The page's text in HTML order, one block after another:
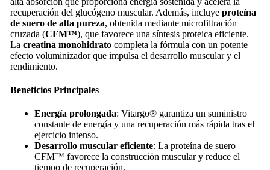
recuperación del glucógeno muscular. Además, incluye proteína
de suero de alta pureza, obtenida mediante microfiltración
cruzada (CFM™), que favorece una síntesis proteica eficiente.
La creatina monohidratocompleta la fórmula con un potente
efecto voluminizador que impulsa el desarrollo muscular y el
rendimiento.
Beneficios Principales
Energía prolongada: Vitargo® garantiza un suministro
constante de energía y una recuperación más rápida tras el
ejercicio intenso.
Desarrollo muscular eficiente: La proteína de suero
CFM™ favorece la construcción muscular y reduce el
tiempo de recuperación.